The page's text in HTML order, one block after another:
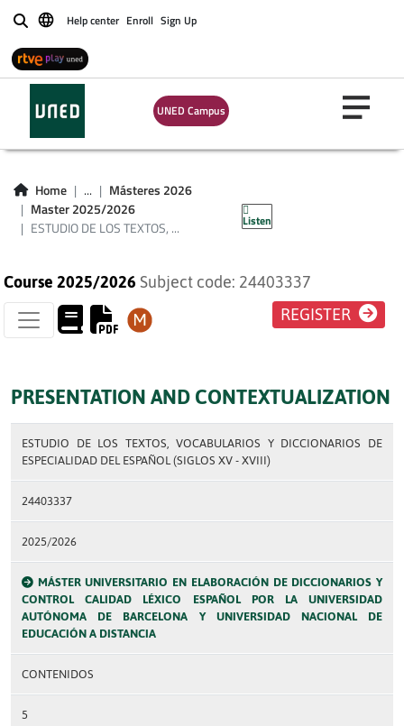
BuscarHelp center Enroll Sign Up
UNED Campus
Home ...
Másteres 2026
Master 2025/2026
ESTUDIO DE LOS TEXTOS, ...
Listen
VOCABULARIOS Y
DICCIONARIOS DE
ESPECIALIDAD DEL
ESPAÑOL (SIGLOS
XV - XVIII)
Course 2025/2026 Subject code: 24403337
REGISTER
PRESENTATION AND CONTEXTUALIZATION
ESTUDIO DE LOS TEXTOS, VOCABULARIOS Y DICCIONARIOS DE
ESPECIALIDAD DEL ESPAÑOL (SIGLOS XV - XVIII)
24403337
2025/2026
MÁSTER UNIVERSITARIO EN ELABORACIÓN DE DICCIONARIOS Y
CONTROL CALIDAD LÉXICO ESPAÑOL POR LA UNIVERSIDAD
AUTÓNOMA DE BARCELONA Y UNIVERSIDAD NACIONAL DE
EDUCACIÓN A DISTANCIA
CONTENIDOS
5